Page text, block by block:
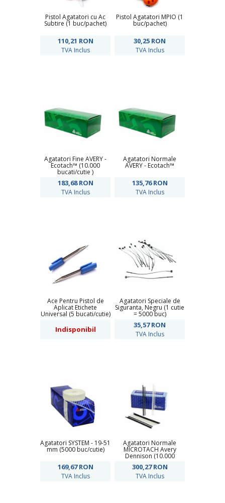
Pistol Agatatori cu Ac
Subtire (1 buc/pachet)
110,21 RON
TVA Inclus
Pistol Agatatori MPIO (1
buc/pachet)
30,25 RON
TVA Inclus
Agatatori Fine AVERY -
Ecotach™ (10.000
bucati/cutie )
183,68RON
TVA Inclus
Agatatori Normale
AVERY - Ecotach™
135,76RON
TVA Inclus
Ace Pentru Pistol de
Aplicat Etichete
Universal (5 bucati/cutie)
Indisponibil
Agatatori Speciale de
Siguranta, Negru (1 cutie
= 5000 buc)
35,57RON
TVA Inclus
Agatatori SYSTEM - 19-51
mm (5000 buc/cutie)
169,67RON
TVA Inclus
Agatatori Normale
MICROTACH Avery
Dennison (10.000
300,27RON
TVA Inclus